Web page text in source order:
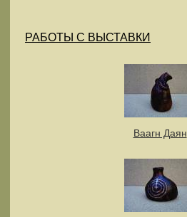
РАБОТЫ С ВЫСТАВКИ
Ваагн Даян